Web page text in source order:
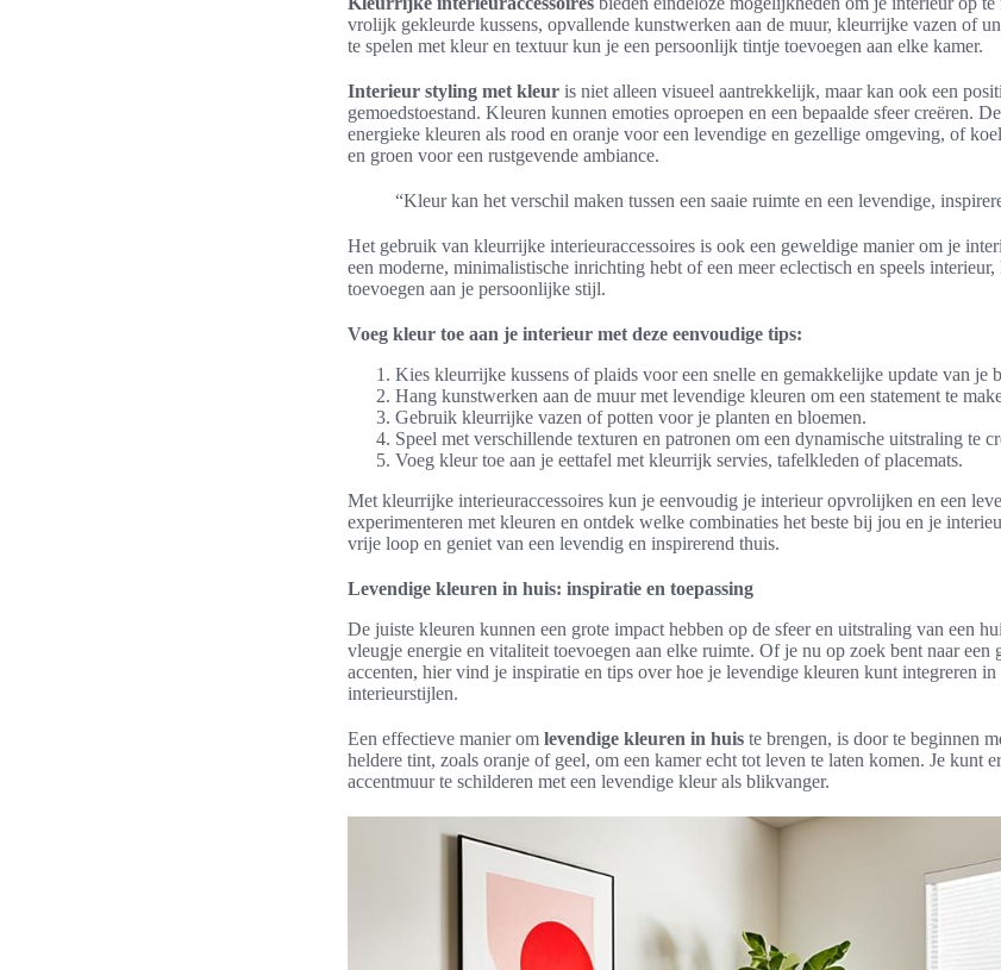
vrolijk gekleurde kussens, opvallende kunstwerken aan de muur, kleurrijke vazen of
te spelen met kleur en textuur kun je een persoonlijk tintje toevoegen aan elke kamer.
Interieur styling met kleur is niet alleen visueel aantrekkelijk, maar kan ook een
gemoedstoestand. Kleuren kunnen emoties oproepen en een bepaalde sfeer creëren.
energieke kleuren als rood en oranje voor een levendige en gezellige omgeving, of
en groen voor een rustgevende ambiance.
“Kleur kan het verschil maken tussen een saaie ruimte en een levendige,
Het gebruik van kleurrijke interieuraccessoires is ook een geweldige manier om je
een moderne, minimalistische inrichting hebt of een meer eclectisch en speels
toevoegen aan je persoonlijke stijl.
Voeg kleur toe aan je interieur met deze eenvoudige tips:
Kies kleurrijke kussens of plaids voor een snelle en gemakkelijke update van je
Hang kunstwerken aan de muur met levendige kleuren om een statement te
Gebruik kleurrijke vazen of potten voor je planten en bloemen.
Speel met verschillende texturen en patronen om een dynamische uitstraling te
Voeg kleur toe aan je eettafel met kleurrijk servies, tafelkleden of placemats.
Met kleurrijke interieuraccessoires kun je eenvoudig je interieur opvrolijken en een
experimenteren met kleuren en ontdek welke combinaties het beste bij jou en je
vrije loop en geniet van een levendig en inspirerend thuis.
Levendige kleuren in huis: inspiratie en toepassing
De juiste kleuren kunnen een grote impact hebben op de sfeer en uitstraling van een
vleugje energie en vitaliteit toevoegen aan elke ruimte. Of je nu op zoek bent naar
accenten, hier vind je inspiratie en tips over hoe je levendige kleuren kunt integreren in
interieurstijlen.
Een effectieve manier om levendige kleuren in huis te brengen, is door te beginnen
heldere tint, zoals oranje of geel, om een kamer echt tot leven te laten komen. Je kunt
accentmuur te schilderen met een levendige kleur als blikvanger.